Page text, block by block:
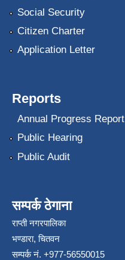
Social Security
Citizen Charter
Application Letter
Reports
Annual Progress Report
Public Hearing
Public Audit
सम्पर्क ठेगाना
राप्ती नगरपालिका
भण्डारा, चितवन
सम्पर्क नं. +977-56550015